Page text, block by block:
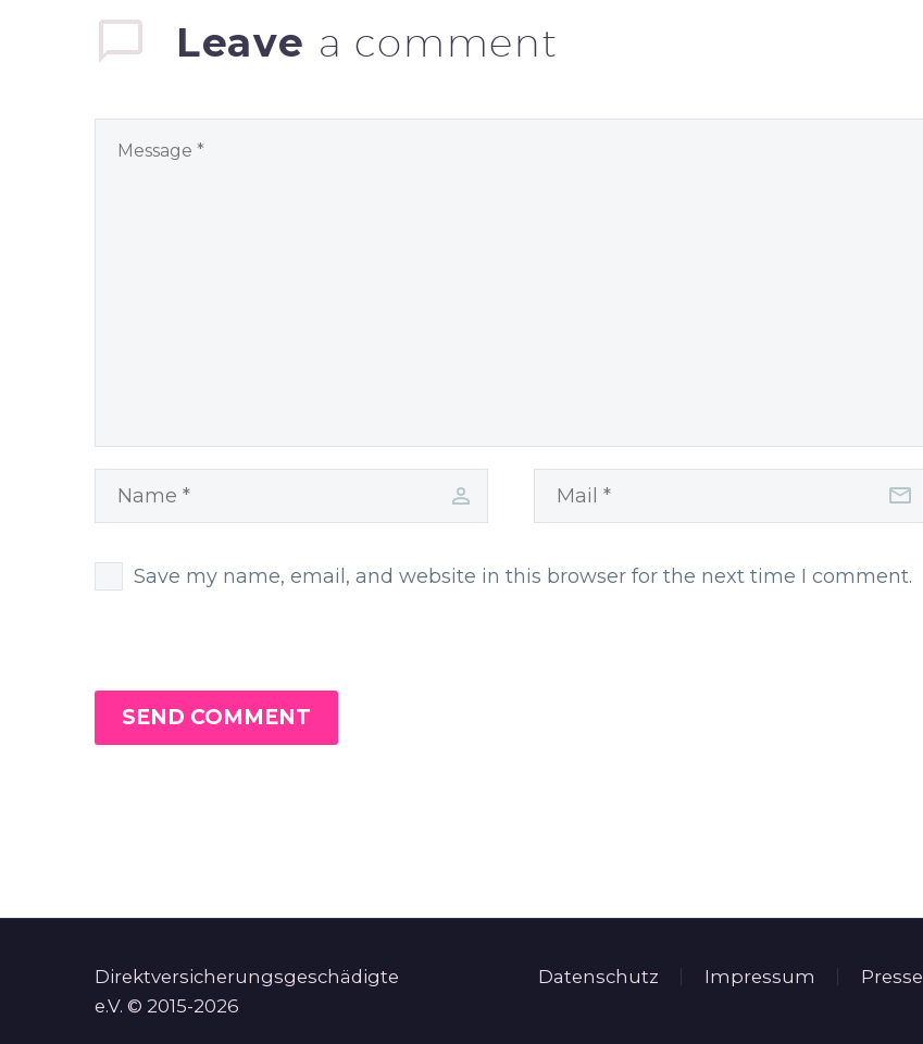
Leave a comment
Save my name, email, and website in this browser for the next time I comment.
SEND COMMENT
Datenschutz Impressum Presse
Direktversicherungsgeschädigte
e.V. © 2015-2026